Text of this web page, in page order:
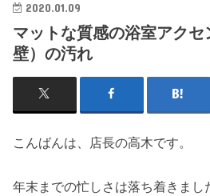
2020.01.09
マットな質感の浴室アク
壁）の汚れ
こんばんは、店長の高木です。
年末までの忙しさは落ち着きまし